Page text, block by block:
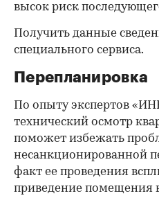
высок риск
Получить данные
специального сервиса.
Перепланировка
По опыту экспертов
технический осмотр
поможет избежать
несанкционированной
факт ее проведения
приведение помещения